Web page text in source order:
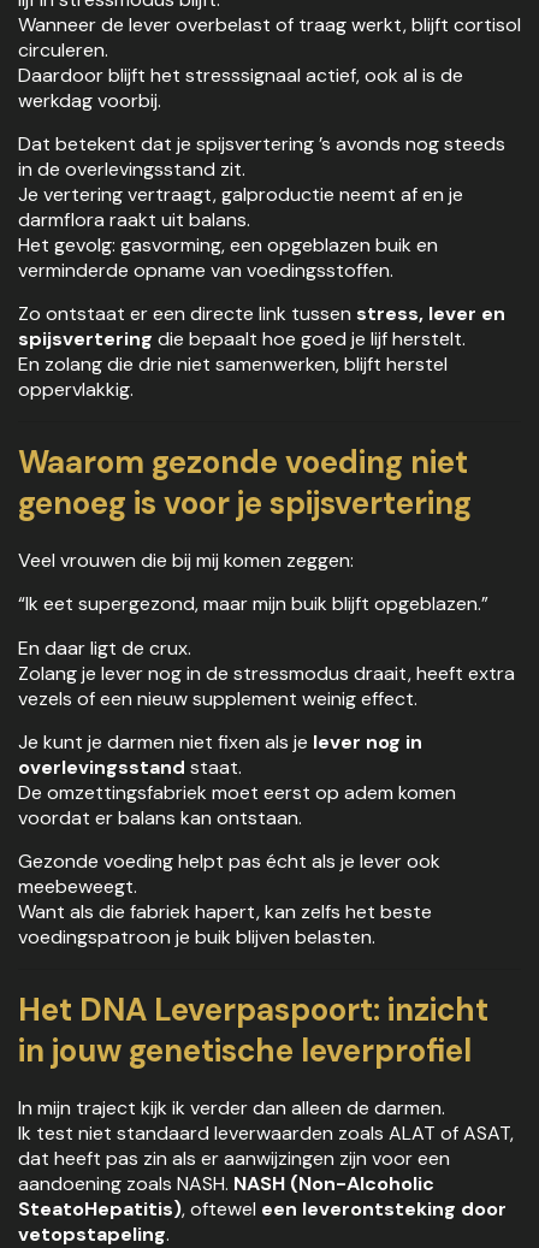
Wanneer de lever overbelast of traag werkt, blijft cortisol
circuleren.
Daardoor blijft het stresssignaal actief, ook al is de
werkdag voorbij.
Dat betekent dat je spijsvertering ’s avonds nog steeds
in de overlevingsstand zit.
Je vertering vertraagt, galproductie neemt af en je
darmflora raakt uit balans.
Het gevolg: gasvorming, een opgeblazen buik en
verminderde opname van voedingsstoffen.
Zo ontstaat er een directe link tussen stress, lever en
spijsvertering die bepaalt hoe goed je lijf herstelt.
En zolang die drie niet samenwerken, blijft herstel
oppervlakkig.
Waarom gezonde voeding niet
genoeg is voor je spijsvertering
Veel vrouwen die bij mij komen zeggen:
“Ik eet supergezond, maar mijn buik blijft opgeblazen.”
En daar ligt de crux.
Zolang je lever nog in de stressmodus draait, heeft extra
vezels of een nieuw supplement weinig effect.
Je kunt je darmen niet fixen als je lever nog in
overlevingsstand staat.
De omzettingsfabriek moet eerst op adem komen
voordat er balans kan ontstaan.
Gezonde voeding helpt pas écht als je lever ook
meebeweegt.
Want als die fabriek hapert, kan zelfs het beste
voedingspatroon je buik blijven belasten.
Het DNA Leverpaspoort: inzicht
in jouw genetische leverprofiel
In mijn traject kijk ik verder dan alleen de darmen.
Ik test niet standaard leverwaarden zoals ALAT of ASAT,
dat heeft pas zin als er aanwijzingen zijn voor een
aandoening zoals NASH. NASH (Non-Alcoholic
SteatoHepatitis), oftewel een leverontsteking door
vetopstapeling.